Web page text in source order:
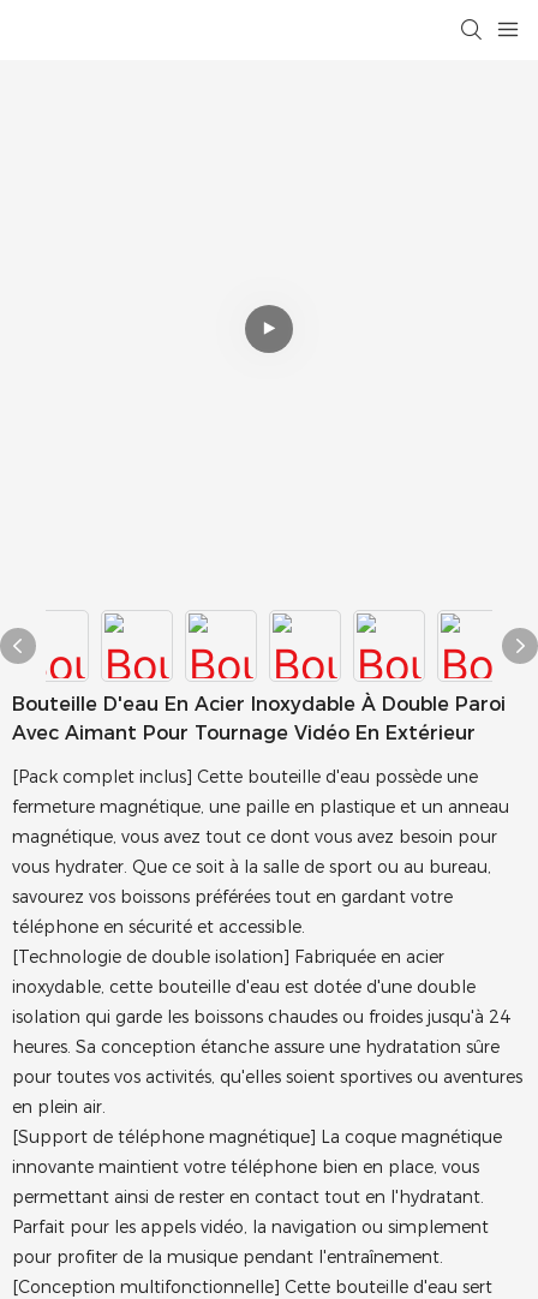
Bouteille D'eau En Acier Inoxydable À Double Paroi
Avec Aimant Pour Tournage Vidéo En Extérieur
[Pack complet inclus] Cette bouteille d'eau possède une
fermeture magnétique, une paille en plastique et un anneau
magnétique, vous avez tout ce dont vous avez besoin pour
vous hydrater. Que ce soit à la salle de sport ou au bureau,
savourez vos boissons préférées tout en gardant votre
téléphone en sécurité et accessible.
[Technologie de double isolation] Fabriquée en acier
inoxydable, cette bouteille d'eau est dotée d'une double
isolation qui garde les boissons chaudes ou froides jusqu'à 24
heures. Sa conception étanche assure une hydratation sûre
pour toutes vos activités, qu'elles soient sportives ou aventures
en plein air.
[Support de téléphone magnétique] La coque magnétique
innovante maintient votre téléphone bien en place, vous
permettant ainsi de rester en contact tout en l'hydratant.
Parfait pour les appels vidéo, la navigation ou simplement
pour profiter de la musique pendant l'entraînement.
[Conception multifonctionnelle] Cette bouteille d'eau sert